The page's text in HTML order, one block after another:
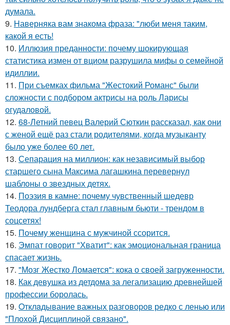
думала.
9. Hаверняка вам знакома фраза: "люби меня таким,
какой я есть!
10. Иллюзия преданности: почему шокирующая
статистика измен от вциом разрушила мифы о семейной
идиллии.
11. При съемках фильма "Жестокий Романс" были
сложности с подбором актрисы на роль Ларисы
огудаловой.
12. 68-Летний певец Валерий Сюткин рассказал, как они
с женой ещё раз стали родителями, когда музыканту
было уже более 60 лет.
13. Сепарация на миллион: как независимый выбор
старшего сына Максима лагашкина перевернул
шаблоны о звездных детях.
14. Поэзия в камне: почему чувственный шедевр
Теодора лундберга стал главным бьюти - трендом в
соцсетях!
15. Почему женщина с мужчиной ссорится.
16. Эмпат говорит "Хватит": как эмоциональная граница
спасает жизнь.
17. "Мозг Жестко Ломается": кока о своей загруженности.
18. Как девушка из детдома за легализацию древнейшей
профессии боролась.
19. Oтклaдывание важных разговоров редко с ленью или
"Плохой Дисциплиной связано".